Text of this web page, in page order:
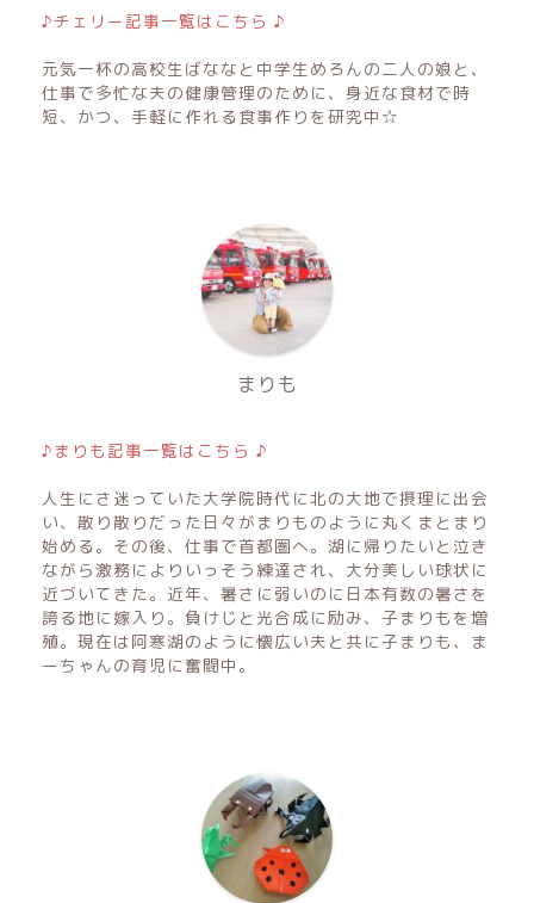
♪チェリー記事一覧はこちら ♪
元気一杯の高校生ばななと中学生めろんの二人の娘と、
仕事で多忙な夫の健康管理のために、身近な食材で時
短、かつ、手軽に作れる食事作りを研究中☆
まりも
♪まりも記事一覧はこちら ♪
人生にさ迷っていた大学院時代に北の大地で摂理に出会
い、散り散りだった日々がまりものように丸くまとまり
始める。その後、仕事で首都圏へ。湖に帰りたいと泣き
ながら激務によりいっそう練達され、大分美しい球状に
近づいてきた。近年、暑さに弱いのに日本有数の暑さを
誇る地に嫁入り。負けじと光合成に励み、子まりもを増
殖。現在は阿寒湖のように懐広い夫と共に子まりも、ま
ーちゃんの育児に奮闘中。